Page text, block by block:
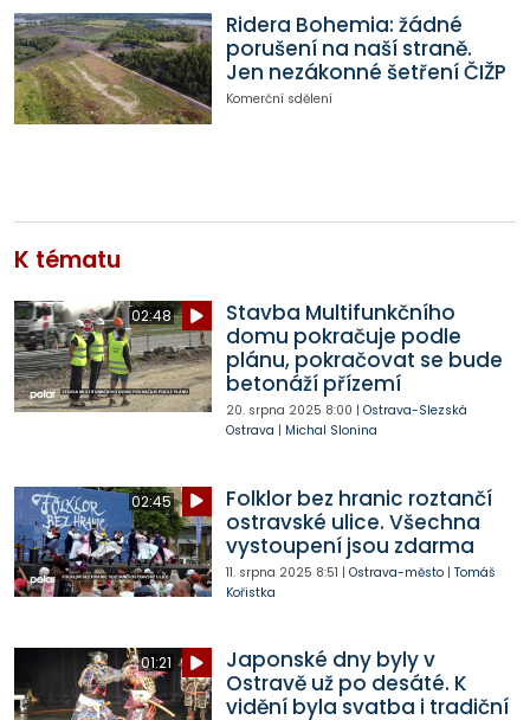
Ridera Bohemia: žádné
porušení na naší straně.
Jen nezákonné šetření ČIŽP
Komerční sdělení
K tématu
02:48
Stavba Multifunkčního
domu pokračuje podle
plánu, pokračovat se bude
betonáží přízemí
20. srpna 2025 8:00 | Ostrava-Slezská
Ostrava | Michal Slonina
02:45
Folklor bez hranic roztančí
ostravské ulice. Všechna
vystoupení jsou zdarma
11. srpna 2025 8:51 | Ostrava-město| Tomáš
Kořistka
01:21
Japonské dny byly v
Ostravě už po desáté. K
vidění byla svatba i tradiční